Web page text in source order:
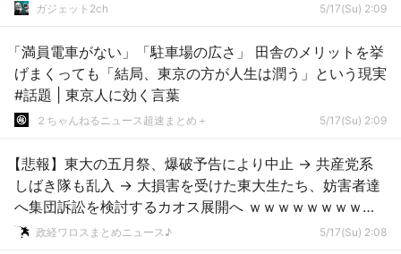
ガジェット2ch 5/17(Su) 2:09
「満員電車がない」「駐車場の広さ」 田舎のメリットを挙
げまくっても「結局、東京の方が人生は潤う」という現実
#話題 | 東京人に効く言葉
２ちゃんねるニュース超速まとめ＋ 5/17(Su) 2:09
【悲報】東大の五月祭、爆破予告により中止 → 共産党系
しばき隊も乱入 → 大損害を受けた東大生たち、妨害者達
へ集団訴訟を検討するカオス展開へ ｗｗｗｗｗｗｗｗｗ
ｗｗ政経ワロスまとめニュース♪ 5/17(Su) 2:08